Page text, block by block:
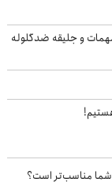
و جلیقه ضدگلوله
شما مناسب‌تر است؟